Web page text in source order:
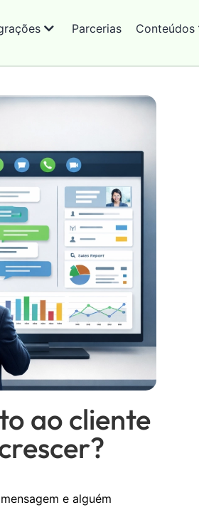
Parcerias Conteúdos
ao cliente
e alguém